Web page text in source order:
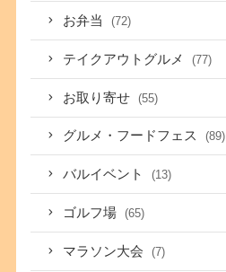
お弁当 (72)
テイクアウトグルメ (77)
お取り寄せ (55)
グルメ・フードフェス (89)
バルイベント (13)
ゴルフ場 (65)
マラソン大会 (7)